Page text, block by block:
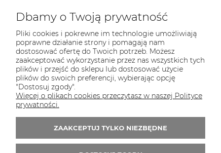
KONTAKT
Sklep PARTY WORLD
ul. M.Kopernika 13
95-015 Głowno
tel.:
42 298-76-24
Zapisz się do newslettera
Dbamy o Twoją prywatność
Pliki cookies i pokrewne im technologie umożliwiają
poprawne działanie strony i pomagają nam
dostosować ofertę do Twoich potrzeb. Możesz
zaakceptować wykorzystanie przez nas wszystkich tych
plików i przejść do sklepu lub dostosować użycie
plików do swoich preferencji, wybierając opcję
"Dostosuj zgody".
Więcej o plikach cookies przeczytasz w naszej Polityce
prywatności.
ZAAKCEPTUJ TYLKO NIEZBĘDNE